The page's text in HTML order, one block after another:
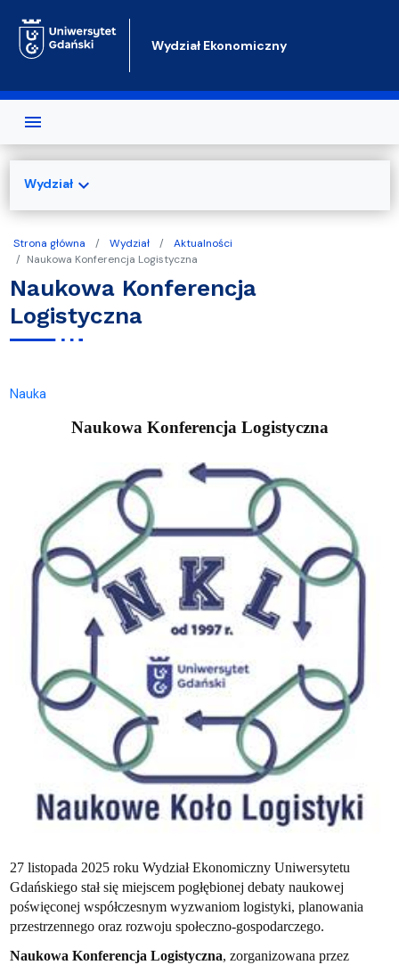
Wydział Ekonomiczny
Strona główna Wydział
Aktualności
Naukowa Konferencja Logistyczna
Naukowa Konferencja
Logistyczna
Nauka
Naukowa Konferencja Logistyczna
27 listopada 2025 roku Wydział Ekonomiczny Uniwersytetu
Gdańskiego stał się miejscem pogłębionej debaty naukowej
poświęconej współczesnym wyzwaniom logistyki, planowania
przestrzennego oraz rozwoju społeczno-gospodarczego.
Naukowa Konferencja Logistyczna, zorganizowana przez
Wydziałexpand_more